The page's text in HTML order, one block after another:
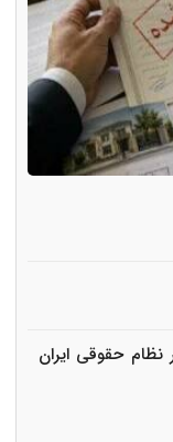
نظام حقوقی ایران